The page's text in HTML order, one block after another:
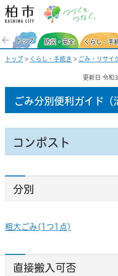
柏市 つづくを、
トップ 防災・安全 くらし・手
トップ > くらし・手続き > ごみ・リサイ
更新日 令和
ごみ分別便利ガイド
コンポスト
分別
粗大ごみ(1つ1点)
直接搬入可否